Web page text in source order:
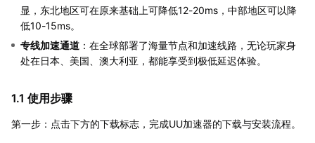
显，东北地区可在原来基础上可降低12-20ms，中部地区可以降
低10-15ms。
专线加速通道 ：在全球部署了海量节点和加速线路，无论玩家身
处在日本、美国、澳大利亚，都能享受到极低延迟体验。
1.1 使用步骤
第一步：点击下方的下载标志，完成UU加速器的下载与安装流程。